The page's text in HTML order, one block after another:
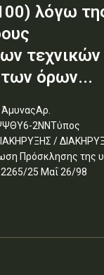
λόγω
τεχνικών
όρων...
2ΝΝΤύπος
/
Πρόσκλησης της
25 Μαΐ 26/98